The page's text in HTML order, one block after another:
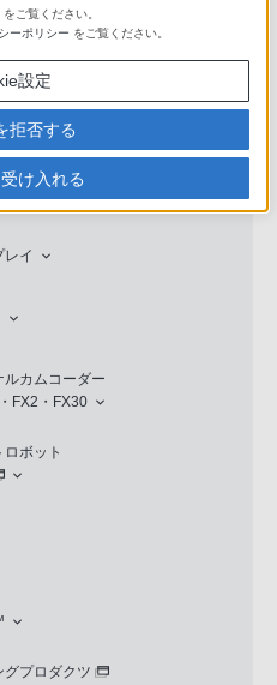
窓口がございます。対象の
ク先の窓口よりお問い合わ
イ・テレビ
レイ
ルカムコーダー
FX2・FX30
ボット
グプロダクツ
をご覧ください。
ーポリシー をご覧ください。
設定
拒否する
け入れる